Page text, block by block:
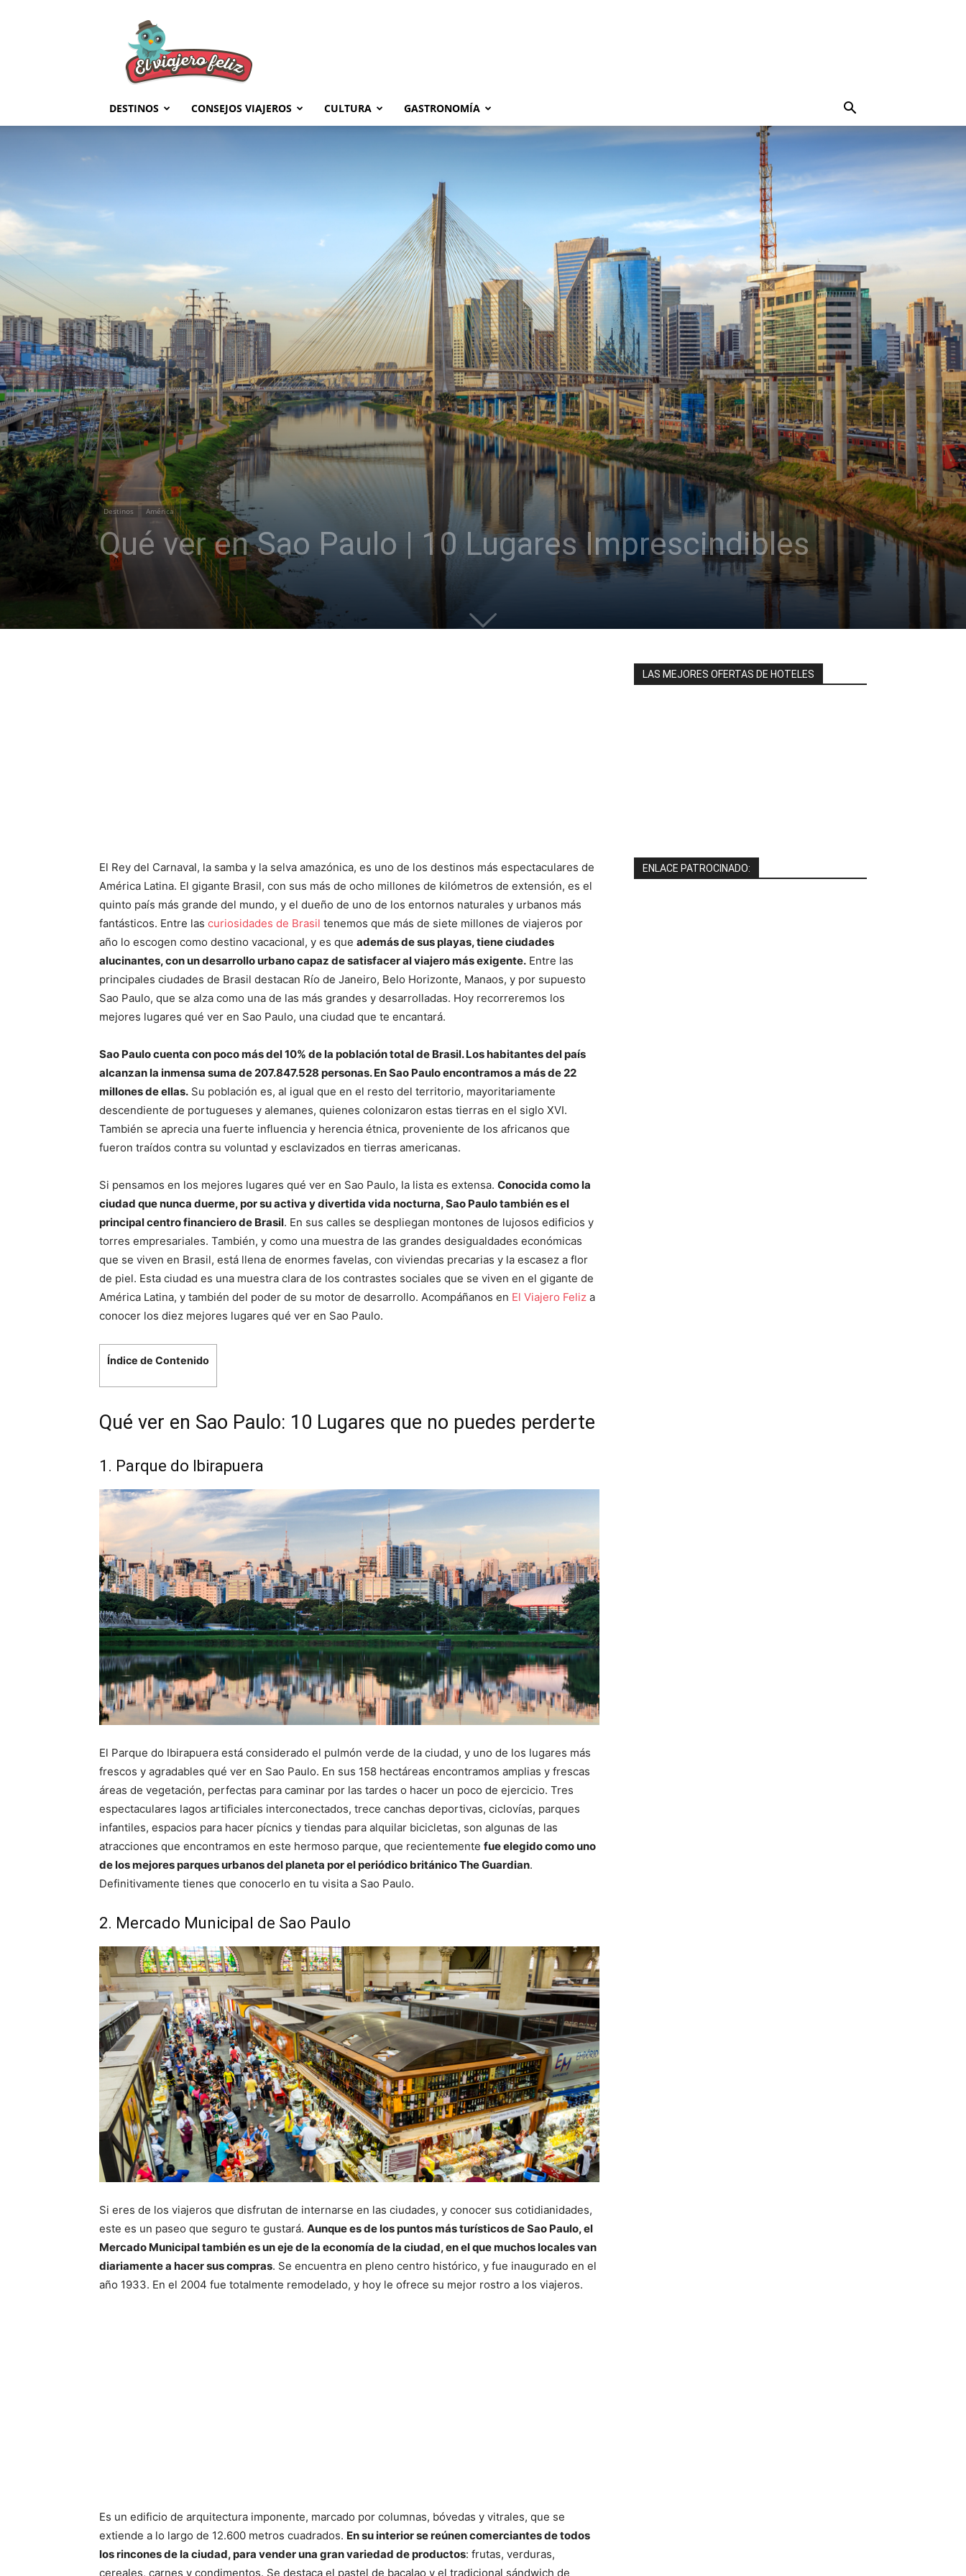
Feliz
DESTINOS CONSEJOS VIAJEROS CULTURA GASTRONOMÍA
Destinos América
Qué ver en Sao Paulo | 10 Lugares Imprescindibles
El Rey del Carnaval, la samba y la selva amazónica, es uno de los destinos más espectaculares de
América Latina. El gigante Brasil, con sus más de ocho millones de kilómetros de extensión, es el
quinto país más grande del mundo, y el dueño de uno de los entornos naturales y urbanos más
fantásticos. Entre las curiosidades de Brasil tenemos que más de siete millones de viajeros por
año lo escogen como destino vacacional, y es que además de sus playas, tiene ciudades
alucinantes, con un desarrollo urbano capaz de satisfacer al viajero más exigente. Entre las
principales ciudades de Brasil destacan Río de Janeiro, Belo Horizonte, Manaos, y por supuesto
Sao Paulo, que se alza como una de las más grandes y desarrolladas. Hoy recorreremos los
mejores lugares qué ver en Sao Paulo, una ciudad que te encantará.
Sao Paulo cuenta con poco más del 10% de la población total de Brasil. Los habitantes del país
alcanzan la inmensa suma de 207.847.528 personas. En Sao Paulo encontramos a más de 22
millones de ellas. Su población es, al igual que en el resto del territorio, mayoritariamente
descendiente de portugueses y alemanes, quienes colonizaron estas tierras en el siglo XVI.
También se aprecia una fuerte influencia y herencia étnica, proveniente de los africanos que
fueron traídos contra su voluntad y esclavizados en tierras americanas.
Si pensamos en los mejores lugares qué ver en Sao Paulo, la lista es extensa. Conocida como la
ciudad que nunca duerme, por su activa y divertida vida nocturna, Sao Paulo también es el
principal centro financiero de Brasil. En sus calles se despliegan montones de lujosos edificios y
torres empresariales. También, y como una muestra de las grandes desigualdades económicas
que se viven en Brasil, está llena de enormes favelas, con viviendas precarias y la escasez a flor
de piel. Esta ciudad es una muestra clara de los contrastes sociales que se viven en el gigante de
América Latina, y también del poder de su motor de desarrollo. Acompáñanos en El Viajero Feliz a
conocer los diez mejores lugares qué ver en Sao Paulo.
Índice de Contenido
Qué ver en Sao Paulo: 10 Lugares que no puedes perderte
1. Parque do Ibirapuera
El Parque do Ibirapuera está considerado el pulmón verde de la ciudad, y uno de los lugares más
frescos y agradables qué ver en Sao Paulo. En sus 158 hectáreas encontramos amplias y frescas
áreas de vegetación, perfectas para caminar por las tardes o hacer un poco de ejercicio. Tres
espectaculares lagos artificiales interconectados, trece canchas deportivas, ciclovías, parques
infantiles, espacios para hacer pícnics y tiendas para alquilar bicicletas, son algunas de las
atracciones que encontramos en este hermoso parque, que recientemente fue elegido como uno
de los mejores parques urbanos del planeta por el periódico británico The Guardian.
Definitivamente tienes que conocerlo en tu visita a Sao Paulo.
2. Mercado Municipal de Sao Paulo
Si eres de los viajeros que disfrutan de internarse en las ciudades, y conocer sus cotidianidades,
este es un paseo que seguro te gustará. Aunque es de los puntos más turísticos de Sao Paulo, el
Mercado Municipal también es un eje de la economía de la ciudad, en el que muchos locales van
diariamente a hacer sus compras. Se encuentra en pleno centro histórico, y fue inaugurado en el
año 1933. En el 2004 fue totalmente remodelado, y hoy le ofrece su mejor rostro a los viajeros.
Es un edificio de arquitectura imponente, marcado por columnas, bóvedas y vitrales, que se
extiende a lo largo de 12.600 metros cuadrados. En su interior se reúnen comerciantes de todos
los rincones de la ciudad, para vender una gran variedad de productos: frutas, verduras,
cereales, carnes y condimentos. Se destaca el pastel de bacalao y el tradicional sándwich de
LAS MEJORES OFERTAS DE HOTELES
ENLACE PATROCINADO: